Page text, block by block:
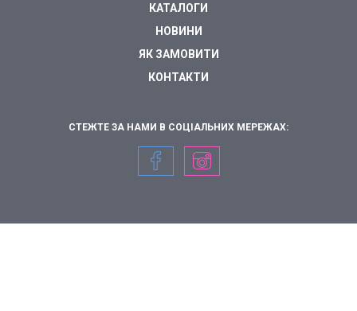
КАТАЛОГИ
НОВИНИ
ЯК ЗАМОВИТИ
КОНТАКТИ
СТЕЖТЕ ЗА НАМИ В СОЦІАЛЬНИХ МЕРЕЖАХ: